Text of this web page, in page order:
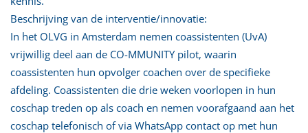
Beschrijving van de interventie/innovatie:
In het OLVG in Amsterdam nemen coassistenten (UvA)
vrijwillig deel aan de CO-MMUNITY pilot, waarin
coassistenten hun opvolger coachen over de specifieke
afdeling. Coassistenten die drie weken voorlopen in hun
coschap treden op als coach en nemen voorafgaand aan het
coschap telefonisch of via WhatsApp contact op met hun